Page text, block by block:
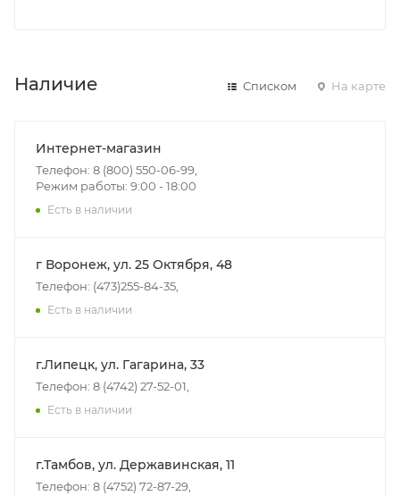
Наличие Списком На карте
Интернет-магазин
Телефон: 8 (800) 550-06-99,
Режим работы: 9:00 - 18:00
Есть в наличии
г Воронеж, ул. 25 Октября, 48
Телефон: (473)255-84-35,
Есть в наличии
г.Липецк, ул. Гагарина, 33
Телефон: 8 (4742) 27-52-01,
Есть в наличии
г.Тамбов, ул. Державинская, 11
Телефон: 8 (4752) 72-87-29,